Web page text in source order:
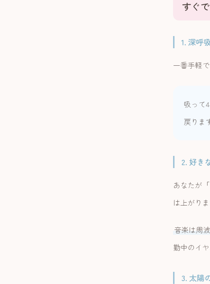
すぐ
1. 深呼
一番手軽
吸って
戻りま
2. 好き
あなたが
は上がりま
音楽は周
勤中のイヤ
3. 太陽